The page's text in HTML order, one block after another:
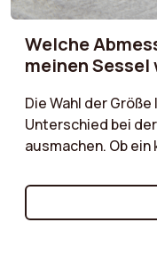
Welche
meinen Sessel
Die Wahl der
Unterschied bei
ausmachen. Ob
geräumiges
Ihnen bei der